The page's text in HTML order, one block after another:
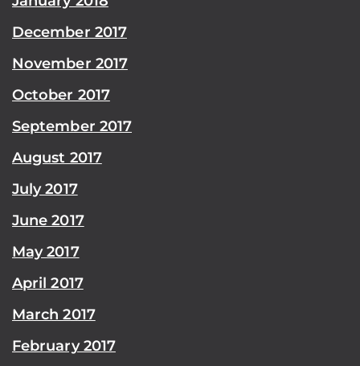
December 2017
November 2017
October 2017
September 2017
August 2017
July 2017
June 2017
May 2017
April 2017
March 2017
February 2017